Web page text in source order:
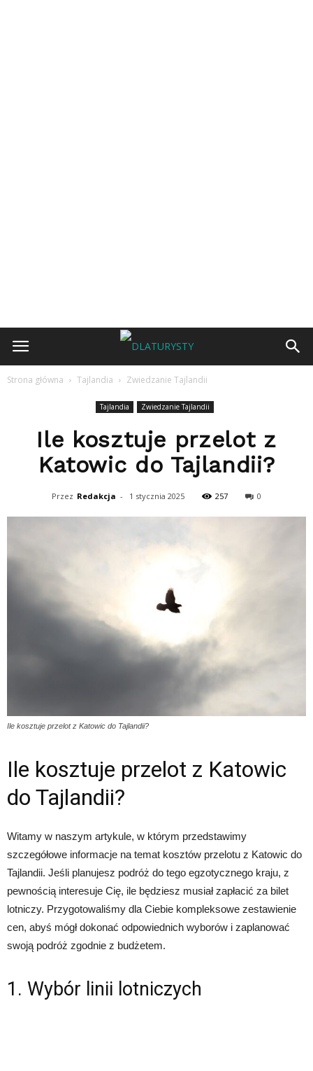
Strona główna Tajlandia Zwiedzanie Tajlandii
Tajlandia Zwiedzanie Tajlandii
Ile kosztuje przelot z
Katowic do Tajlandii?
Przez Redakcja - 1 stycznia 2025 257 0
Ile kosztuje przelot z Katowic do Tajlandii?
Ile kosztuje przelot z Katowic
do Tajlandii?
Witamy w naszym artykule, w którym przedstawimy
szczegółowe informacje na temat kosztów przelotu z Katowic do
Tajlandii. Jeśli planujesz podróż do tego egzotycznego kraju, z
pewnością interesuje Cię, ile będziesz musiał zapłacić za bilet
lotniczy. Przygotowaliśmy dla Ciebie kompleksowe zestawienie
cen, abyś mógł dokonać odpowiednich wyborów i zaplanować
swoją podróż zgodnie z budżetem.
1. Wybór linii lotniczych